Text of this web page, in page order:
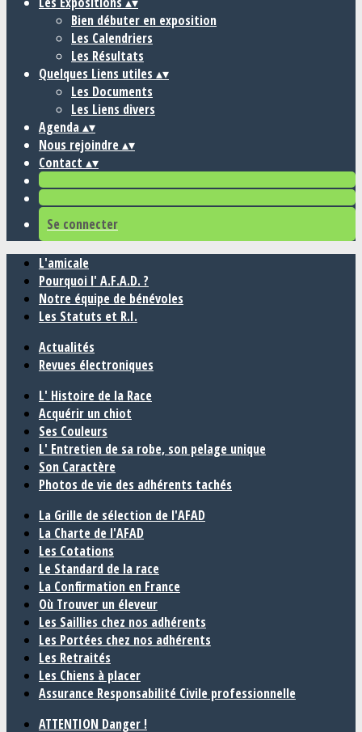
Bien débuter en exposition
Les Calendriers
Les Résultats
Quelques Liens utiles ▴▾
Les Documents
Les Liens divers
Agenda▴▾
Nous rejoindre▴▾
Contact ▴▾
Se connecter
L'amicale
Pourquoi l' A.F.A.D. ?
Notre équipe de bénévoles
Les Statuts et R.I.
Actualités
Revues électroniques
L' Histoire de la Race
Acquérir un chiot
Ses Couleurs
L' Entretien de sa robe, son pelage unique
Son Caractère
Photos de vie des adhérents tachés
La Grille de sélection de l'AFAD
La Charte de l'AFAD
Les Cotations
Le Standard de la race
La Confirmation en France
Où Trouver un éleveur
Les Saillies chez nos adhérents
Les Portées chez nos adhérents
Les Retraités
Les Chiens à placer
Assurance Responsabilité Civile professionnelle
ATTENTION Danger !